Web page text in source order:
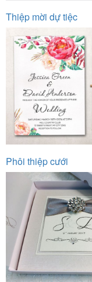
Thiệp mời dự tiệc
Phôi thiệp cưới